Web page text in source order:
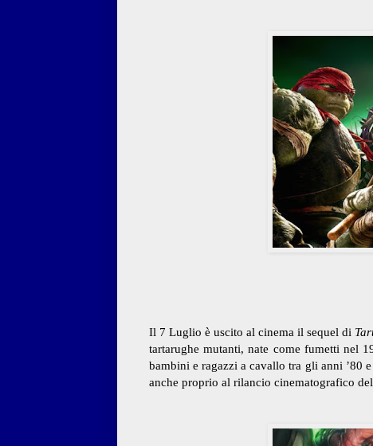
Il 7 Luglio è uscito al cinema il sequel di
tartarughe mutanti, nate come fumetti nel
bambini e ragazzi a cavallo tra gli anni ’80
anche proprio al rilancio cinematografico